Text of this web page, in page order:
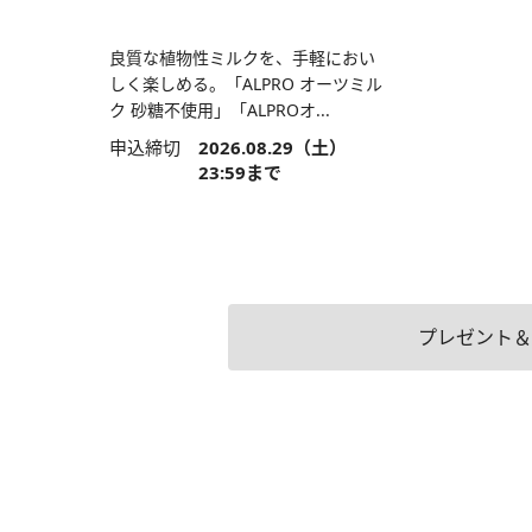
良質な植物性ミルクを、手軽におい
しく楽しめる。「ALPRO オーツミル
ク 砂糖不使用」「ALPROオ...
申込締切 2026.08.29（土）
23:59まで
プレゼント